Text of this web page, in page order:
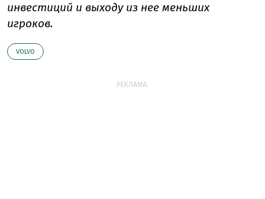
инвестиций и выходу из нее меньших
игроков.
VOLVO
РЕКЛАМА: